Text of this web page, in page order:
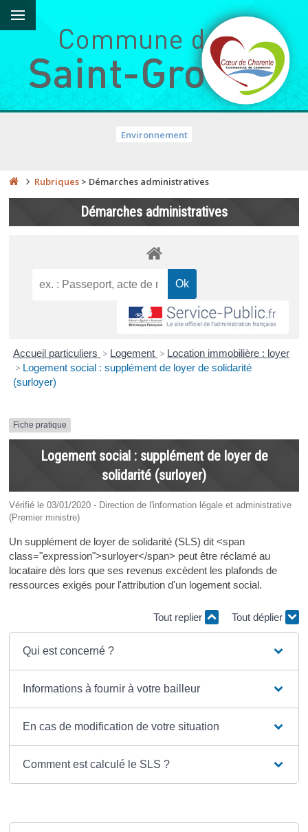
Environnement
Rubriques > Démarches administratives
Démarches administratives
Accueil particuliers > Logement > Location immobilière : loyer
> Logement social : supplément de loyer de solidarité
(surloyer)
Fiche pratique
Logement social : supplément de loyer de
solidarité (surloyer)
Vérifié le 03/01/2020 - Direction de l'information légale et administrative
(Premier ministre)
Un supplément de loyer de solidarité (SLS) dit <span
class="expression">surloyer</span> peut être réclamé au
locataire dès lors que ses revenus excèdent les plafonds de
ressources exigés pour l'attribution d'un logement social.
Tout replier Tout déplier
Qui est concerné ?
Informations à fournir à votre bailleur
En cas de modification de votre situation
Comment est calculé le SLS ?